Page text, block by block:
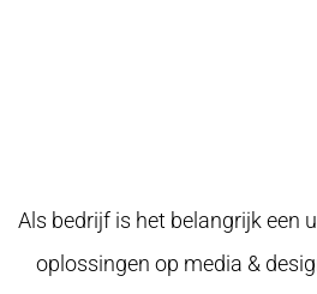
Als bedrijf is het belangrijk een
oplossingen op media &